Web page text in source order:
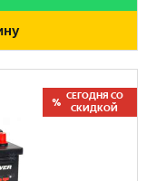
СЕГОДНЯ СО
СКИДКОЙ